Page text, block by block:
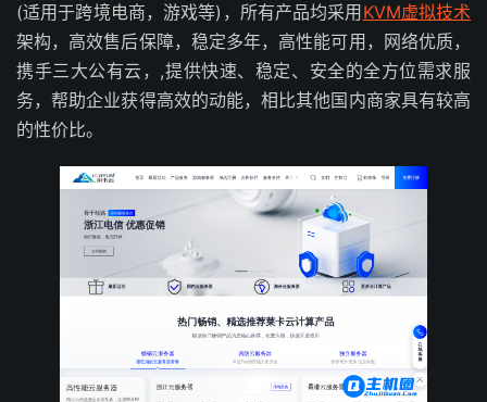
(适用于跨境电商，游戏等)，所有产品均采用 KVM虚拟技术
架构，高效售后保障，稳定多年，高性能可用，网络优质，
携手三大公有云，,提供快速、稳定、安全的全方位需求服
务，帮助企业获得高效的动能，相比其他国内商家具有较高
的性价比。